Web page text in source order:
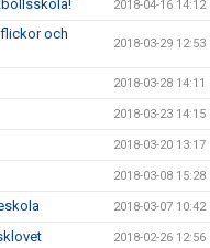
2018-04-16 14:12
och
2018-03-29 12:53
2018-03-28 14:11
2018-03-23 14:15
2018-03-20 13:17
2018-03-08 15:28
2018-03-07 10:42
2018-02-26 12:56